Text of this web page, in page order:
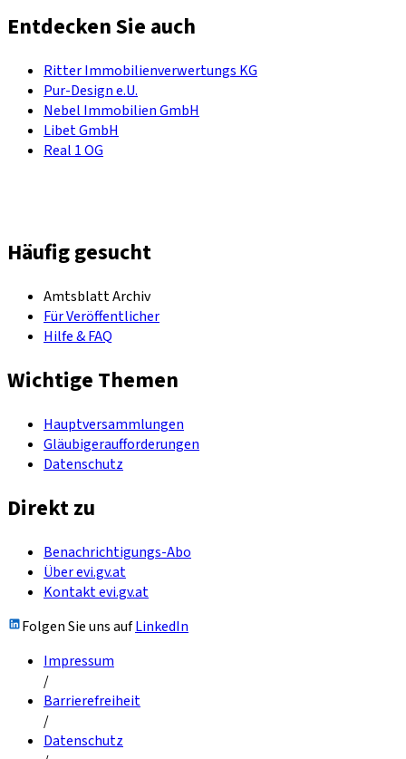
Entdecken Sie auch
Ritter Immobilienverwertungs KG
Pur-Design e.U.
Nebel Immobilien GmbH
Libet GmbH
Real 1 OG
Häufig gesucht
Amtsblatt Archiv
Für Veröffentlicher
Hilfe & FAQ
Wichtige Themen
Hauptversammlungen
Gläubigeraufforderungen
Datenschutz
Direkt zu
Benachrichtigungs-Abo
Über evi.gv.at
Kontakt evi.gv.at
Folgen Sie uns aufLinkedIn
Impressum
/
Barrierefreiheit
/
Datenschutz